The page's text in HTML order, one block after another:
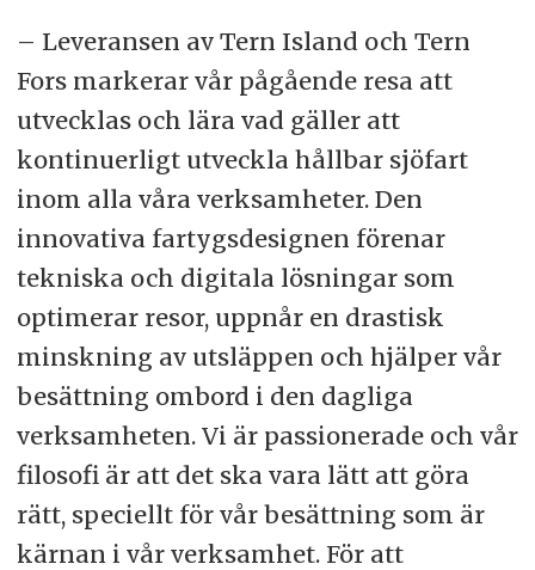
– Leveransen av Tern Island och Tern
Fors markerar vår pågående resa att
utvecklas och lära vad gäller att
kontinuerligt utveckla hållbar sjöfart
inom alla våra verksamheter. Den
innovativa fartygsdesignen förenar
tekniska och digitala lösningar som
optimerar resor, uppnår en drastisk
minskning av utsläppen och hjälper vår
besättning ombord i den dagliga
verksamheten. Vi är passionerade och vår
filosofi är att det ska vara lätt att göra
rätt, speciellt för vår besättning som är
kärnan i vår verksamhet. För att